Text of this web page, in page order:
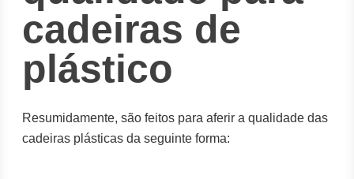
cadeiras de
plástico
Resumidamente, são feitos para aferir a qualidade das
cadeiras plásticas da seguinte forma: